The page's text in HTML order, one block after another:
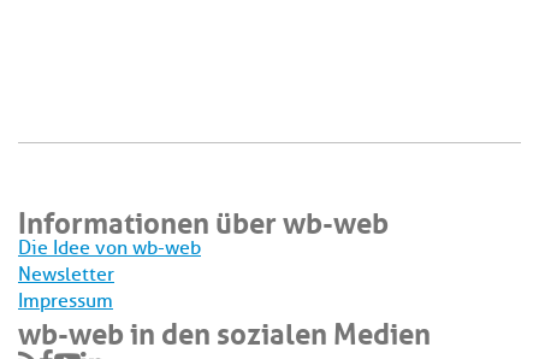
Informationen über wb-web
Die Idee von wb-web
Newsletter
Impressum
wb-web in den sozialen Medien